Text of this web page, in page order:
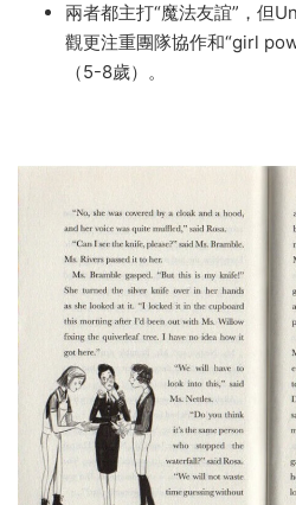
兩者都主打“魔法友誼”，但
觀更注重團隊協作和“girl
（5-8歲）。